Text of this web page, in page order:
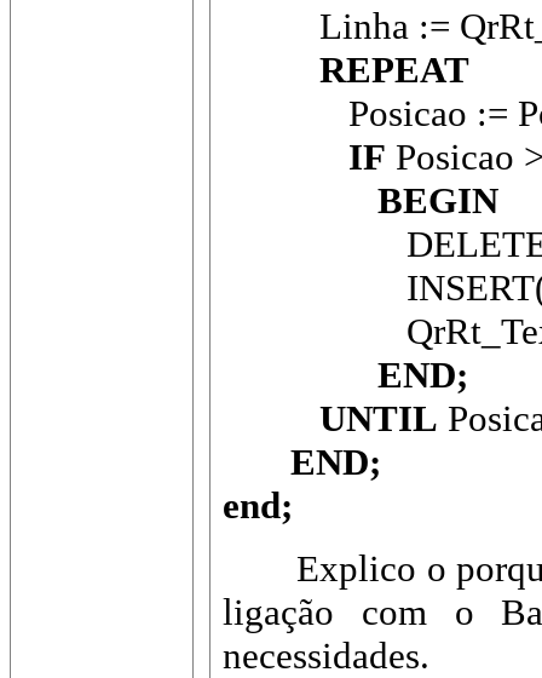
Linha :=
REPEAT
Posicao :=
IF Posicao
BEGIN
END;
UNTIL
END;
end;
Explico o porque
ligação com o
necessidades.